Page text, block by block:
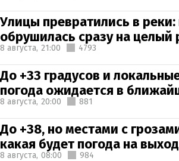
Улицы превратились в реки:
обрушилась сразу на целый
8 августа, 21:00 4793
До +33 градусов и
погода ожидается в
8 августа, 20:00 881
До +38, но местами с
какая будет погода на
8 августа, 08:00 984